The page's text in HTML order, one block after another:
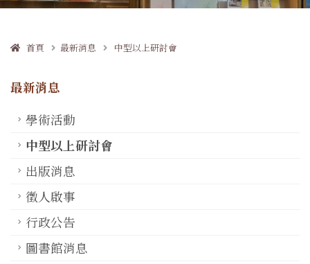
首頁 最新消息 中型以上研討會
最新消息
學術活動
中型以上研討會
出版消息
徵人啟事
行政公告
圖書館消息